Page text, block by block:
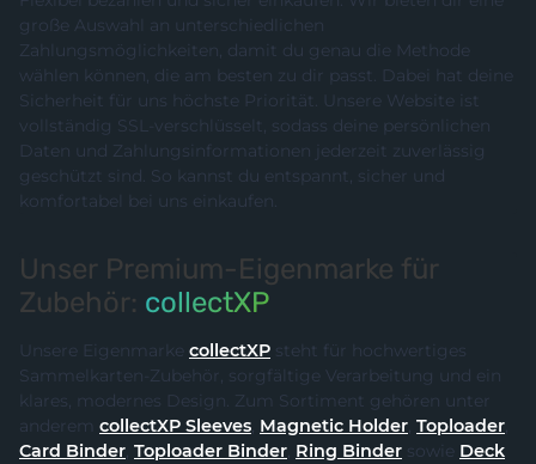
große Auswahl an unterschiedlichen
Zahlungsmöglichkeiten, damit du genau die Methode
wählen können, die am besten zu dir passt. Dabei hat deine
Sicherheit für uns höchste Priorität. Unsere Website ist
vollständig SSL-verschlüsselt, sodass deine persönlichen
Daten und Zahlungsinformationen jederzeit zuverlässig
geschützt sind. So kannst du entspannt, sicher und
komfortabel bei uns einkaufen.
Unser Premium-Eigenmarke für
Zubehör: collectXP
Unsere Eigenmarke collectXP steht für hochwertiges
Sammelkarten-Zubehör, sorgfältige Verarbeitung und ein
klares, modernes Design. Zum Sortiment gehören unter
anderem collectXP Sleeves, Magnetic Holder, Toploader,
Card Binder, Toploader Binder, Ring Binder sowie Deck